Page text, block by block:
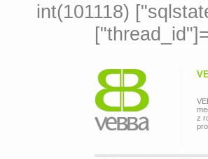
int(101118)
z